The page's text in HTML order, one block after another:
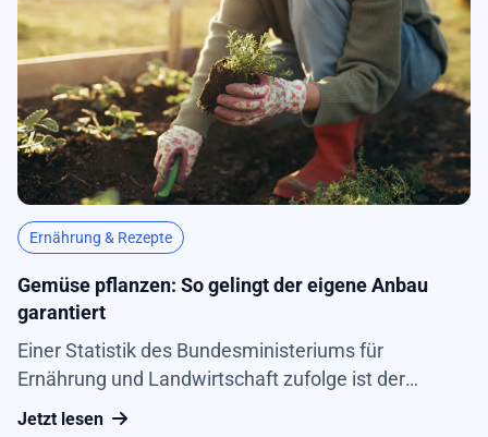
Ernährung & Rezepte
Gemüse pflanzen: So gelingt der eigene Anbau
garantiert
Einer Statistik des Bundesministeriums für
Ernährung und Landwirtschaft zufolge ist der
Verzehr von Gemüse in Deutschland zwar immer
Jetzt lesen